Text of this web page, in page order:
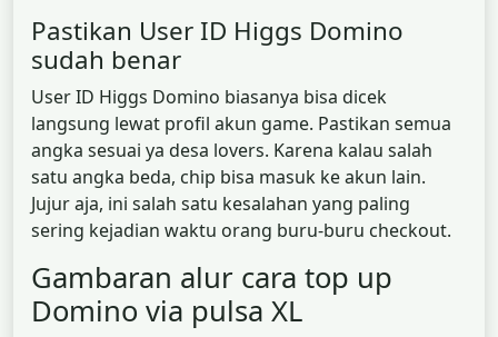
Pastikan User ID Higgs Domino
sudah benar
User ID Higgs Domino biasanya bisa dicek
langsung lewat profil akun game. Pastikan semua
angka sesuai ya desa lovers. Karena kalau salah
satu angka beda, chip bisa masuk ke akun lain.
Jujur aja, ini salah satu kesalahan yang paling
sering kejadian waktu orang buru-buru checkout.
Gambaran alur cara top up
Domino via pulsa XL